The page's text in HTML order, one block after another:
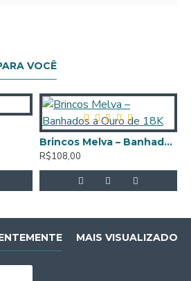
VOCÊ
Brincos Melva – Banhados a Ouro de 18K
R$108,00
MAIS VISUALIZADOS